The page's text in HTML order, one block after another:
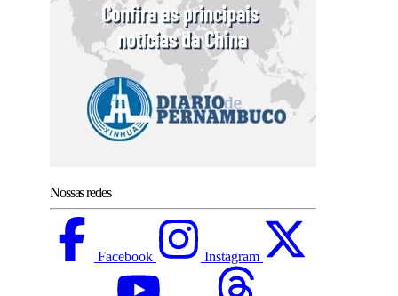
Nossas redes
Facebook Instagram